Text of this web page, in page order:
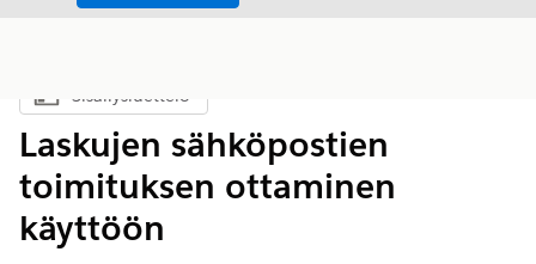
Näytä sisällysluettelo
Sisällysluettelo
Laskujen sähköpostien
toimituksen ottaminen
käyttöön